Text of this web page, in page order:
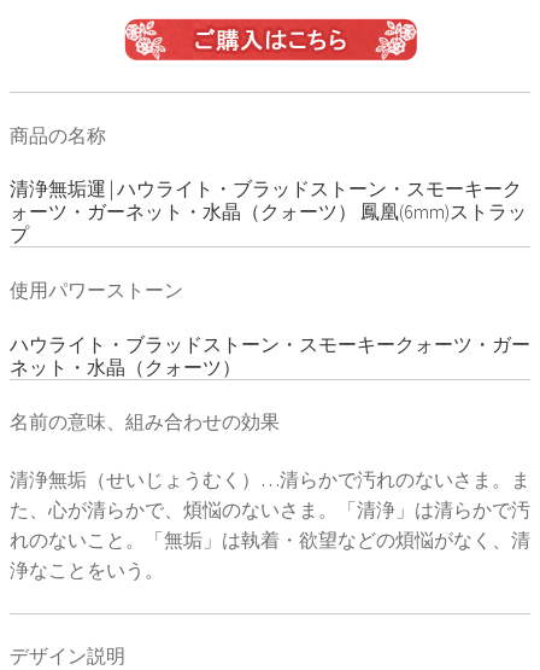
商品の名称
清浄無垢運 | ハウライト・ブラッドストーン・スモーキーク
ォーツ・ガーネット・水晶（クォーツ） 鳳凰(6mm)ストラッ
プ
使用パワーストーン
ハウライト・ブラッドストーン・スモーキークォーツ・ガー
ネット・水晶（クォーツ）
名前の意味、組み合わせの効果
清浄無垢（せいじょうむく）…清らかで汚れのないさま。ま
た、心が清らかで、煩悩のないさま。「清浄」は清らかで汚
れのないこと。「無垢」は執着・欲望などの煩悩がなく、清
浄なことをいう。
デザイン説明